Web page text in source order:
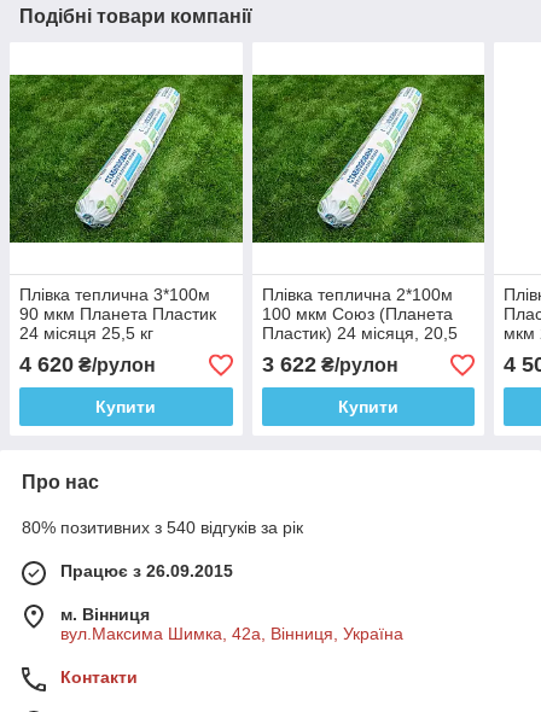
Подібні товари компанії
Плівка теплична 3*100м
90 мкм Планета Пластик
24 місяця 25,5 кг
4 620 ₴/рулон
Купити
Плівка теплична 2*100м
100 мкм Союз (Планета
Пластик) 24 місяця, 20,5
кг
3 622₴/рулон
Купити
мкм
4
Про нас
80% позитивних з 540 відгуків за рік
Працює з 26.09.2015
м. Вінниця
вул.Максима Шимка, 42а, Вінниця, Україна
Контакти